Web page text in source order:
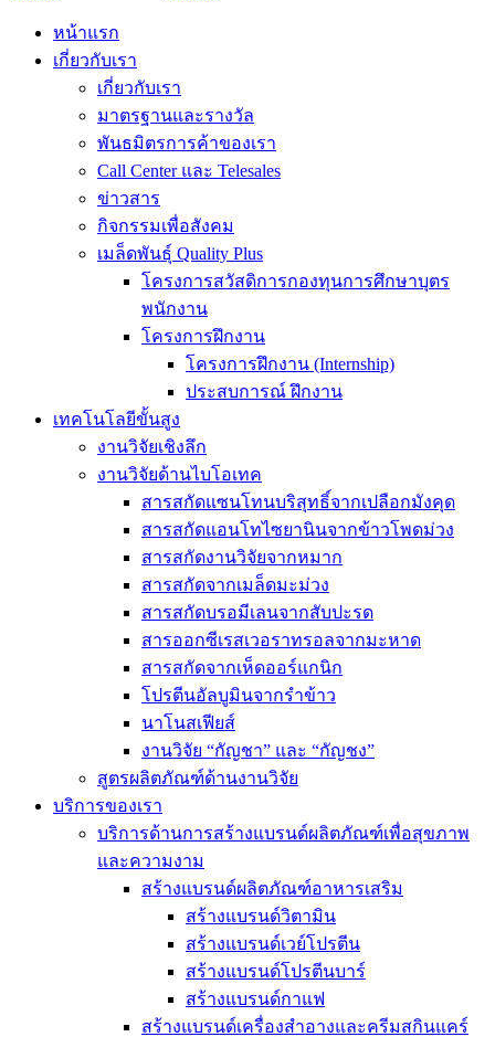
หน้าแรก
เกี่ยวกับเรา
เกี่ยวกับเรา
มาตรฐานและรางวัล
พันธมิตรการค้าของเรา
Call Center และ Telesales
ข่าวสาร
กิจกรรมเพื่อสังคม
เมล็ดพันธุ์ Quality Plus
โครงการสวัสดิการกองทุนการศึกษาบุตร
พนักงาน
โครงการฝึกงาน
โครงการฝึกงาน (Internship)
ประสบการณ์ ฝึกงาน
เทคโนโลยีขั้นสูง
งานวิจัยเชิงลึก
งานวิจัยด้านไบโอเทค
สารสกัดแซนโทนบริสุทธิ์จากเปลือกมังคุด
สารสกัดแอนโทไซยานินจากข้าวโพดม่วง
สารสกัดงานวิจัยจากหมาก
สารสกัดจากเมล็ดมะม่วง
สารสกัดบรอมีเลนจากสับปะรด
สารออกซีเรสเวอราทรอลจากมะหาด
สารสกัดจากเห็ดออร์แกนิก
โปรตีนอัลบูมินจากรำข้าว
นาโนสเฟียส์
งานวิจัย “กัญชา” และ “กัญชง”
สูตรผลิตภัณฑ์ด้านงานวิจัย
บริการของเรา
บริการด้านการสร้างแบรนด์ผลิตภัณฑ์เพื่อสุขภาพ
และความงาม
สร้างแบรนด์ผลิตภัณฑ์อาหารเสริม
สร้างแบรนด์วิตามิน
สร้างแบรนด์เวย์โปรตีน
สร้างแบรนด์โปรตีนบาร์
สร้างแบรนด์กาแฟ
สร้างแบรนด์เครื่องสำอางและครีมสกินแคร์